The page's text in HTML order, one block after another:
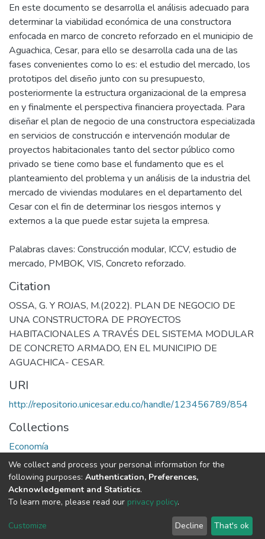
En este documento se desarrolla el análisis adecuado para
determinar la viabilidad económica de una constructora
enfocada en marco de concreto reforzado en el municipio de
Aguachica, Cesar, para ello se desarrolla cada una de las
fases convenientes como lo es: el estudio del mercado, los
prototipos del diseño junto con su presupuesto,
posteriormente la estructura organizacional de la empresa
en y finalmente el perspectiva financiera proyectada. Para
diseñar el plan de negocio de una constructora especializada
en servicios de construcción e intervención modular de
proyectos habitacionales tanto del sector público como
privado se tiene como base el fundamento que es el
planteamiento del problema y un análisis de la industria del
mercado de viviendas modulares en el departamento del
Cesar con el fin de determinar los riesgos internos y
externos a la que puede estar sujeta la empresa.
Palabras claves: Construcción modular, ICCV, estudio de
mercado, PMBOK, VIS, Concreto reforzado.
Citation
OSSA, G. Y ROJAS, M.(2022). PLAN DE NEGOCIO DE
UNA CONSTRUCTORA DE PROYECTOS
HABITACIONALES A TRAVÉS DEL SISTEMA MODULAR
DE CONCRETO ARMADO, EN EL MUNICIPIO DE
AGUACHICA- CESAR.
URI
http://repositorio.unicesar.edu.co/handle/123456789/854
Collections
Economía
Full item page
DSpace software copyright © 2002-2026
Cookie
End User
Agreement
Send
Feedback
We collect and process your personal information for the
following purposes: Authentication, Preferences,
Acknowledgement and Statistics.
To learn more, please read our privacy policy.
Customize Decline That's ok